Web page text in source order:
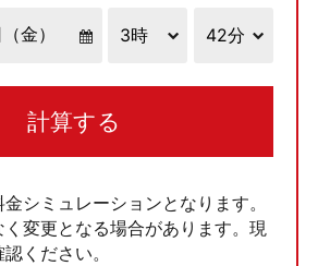
計算する
シミュレーションとなります。
変更となる場合があります。現
ください。